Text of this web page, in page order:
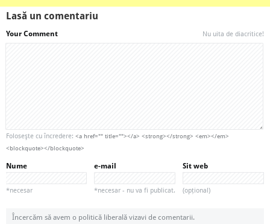
Lasă un comentariu
Your Comment Nu uita de diacritice!
Foloseşte cu încredere: <a href="" title=""></a> <strong></strong> <em></em>
<blockquote></blockquote>
Nume
*necesar
e-mail
*necesar - nu va fi publicat.
Sit web
(opțional)
Încercăm să avem o politică liberală vizavi de comentarii.